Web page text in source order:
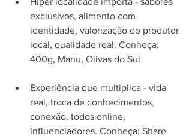
exclusivos, alimento com
identidade, valorização do produtor
local, qualidade real. Conheça:
400g, Manu, Olivas do Sul
Experiência que multiplica - vida
real, troca de conhecimentos,
conexão, todos online,
influenciadores. Conheça: Share